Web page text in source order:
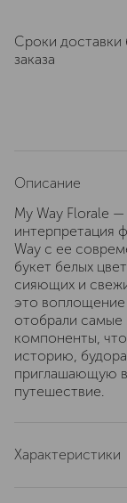
Сроки доставки
заказа
Описание
My Way Florale
интерпретация
Way с ее
букет белых
сияющих и
это воплощение
отобрали самые
компоненты,
историю,
приглашающую в
путешествие.
Характеристики